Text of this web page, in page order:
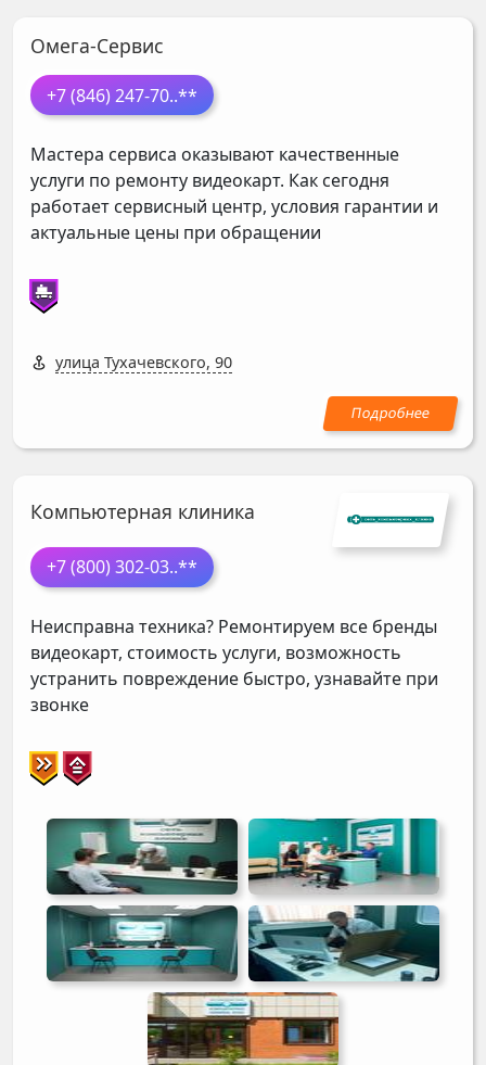
Омега-Сервис
+7 (846) 247-70..**
Мастера сервиса оказывают качественные
услуги по ремонту видеокарт. Как сегодня
работает сервисный центр, условия гарантии и
актуальные цены при обращении
улица Тухачевского, 90
Компьютерная клиника
+7 (800) 302-03..**
Неисправна техника? Ремонтируем все бренды
видеокарт, стоимость услуги, возможность
устранить повреждение быстро, узнавайте при
звонке